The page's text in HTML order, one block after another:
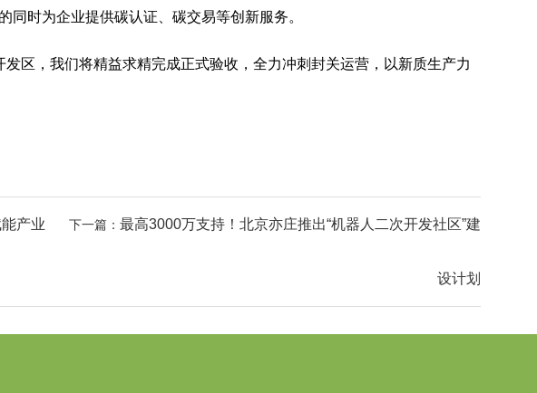
同时为企业提供碳认证、碳交易等创新服务。
，我们将精益求精完成正式验收，全力冲刺封关运营，以新质生产力
产业 下一篇： 最高3000万支持！北京亦庄推出“机器人二次开发社区”建
设计划